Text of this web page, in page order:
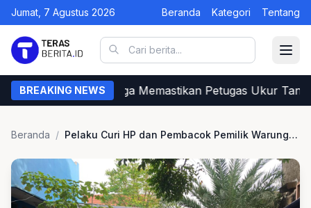
Jumat, 7 Agustus 2026 Beranda Kategori Tentang
BREAKING NEWS
Begini Cara Warga Memastikan Petugas Ukur Tanah
Beranda / Pelaku Curi HP dan Pembacok Pemilik Warung Klontong Dibekuk Polisi